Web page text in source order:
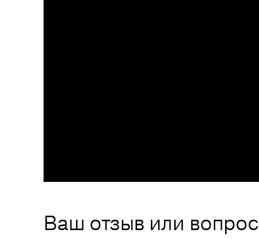
Ваш отзыв или вопрос